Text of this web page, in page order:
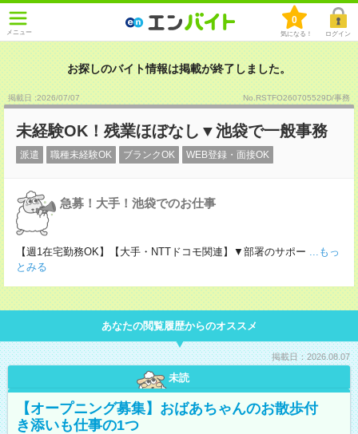
メニュー
0
気になる！ ログイン
お探しのバイト情報は掲載が終了しました。
掲載日 :2026/07/07 No.RSTFO260705529D/事務
未経験OK！残業ほぼなし▼池袋で一般事務
派遣 職種未経験OK ブランクOK WEB登録・面接OK
急募！大手！池袋でのお仕事
【週1在宅勤務OK】【大手・NTTドコモ関連】▼部署のサポー ...もっ
とみる
あなたの閲覧履歴からのオススメ
掲載日：2026.08.07
未読
【オープニング募集】おばあちゃんのお散歩付
き添いも仕事の1つ